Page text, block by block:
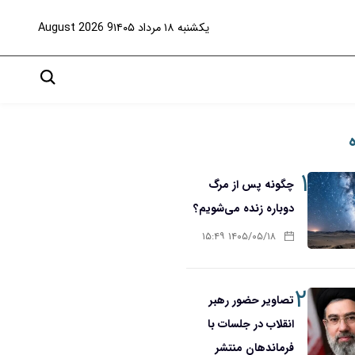
یکشنبه ۱۸ مرداد ۱۴۰۵ 9 August 2026
۱ چگونه پس از مرگ
دوباره زنده می‌شویم؟
۱۴۰۵/۰۵/۱۸ ۱۵:۴۹
۲تصاویر حضور رهبر
انقلاب در جلسات با
فرماندهان منتشر